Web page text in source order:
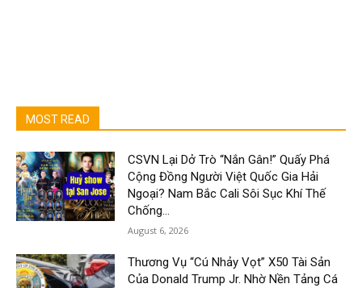
MOST READ
CSVN Lại Dở Trò “Nắn Gân!” Quấy Phá
Cộng Đồng Người Việt Quốc Gia Hải
Ngoại? Nam Bắc Cali Sôi Sục Khí Thế
Chống...
August 6, 2026
Thương Vụ “Cú Nhảy Vọt” X50 Tài Sản
Của Donald Trump Jr. Nhờ Nền Tảng Cá